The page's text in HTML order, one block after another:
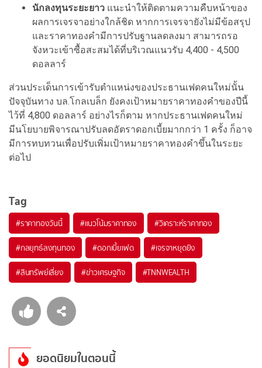
นักลงทุนระยะยาว แนะนำให้ติดตามความคืบหน้าของ
ผลการเจรจาอย่างใกล้ชิด หากการเจรจายังไม่มีข้อสรุป
และราคาทองคำมีการปรับฐานลดลงมา สามารถรอ
จังหวะเข้าซื้อสะสมได้ที่บริเวณแนวรับ 4,400 - 4,500
ดอลลาร์
ส่วนประเด็นการเข้ารับตำแหน่งของประธานเฟดคนใหม่นั้น
ปัจจุบันทาง บล.โกลเบล็ก ยังคงเป้าหมายราคาทองคำของปีนี้
ไว้ที่ 4,800 ดอลลาร์ อย่างไรก็ตาม หากประธานเฟดคนใหม่
มีนโยบายพิจารณาปรับลดอัตราดอกเบี้ยมากกว่า 1 ครั้ง ก็อาจ
มีการทบทวนเพื่อปรับเพิ่มเป้าหมายราคาทองคำขึ้นในระยะ
ต่อไป
Tag
#ราคาทองวันนี้ #แนวโน้มราคาทอง #วิเคราะห์ราคาทอง
#กลยุทธ์ลงทุนทอง #ดอกเบี้ยเฟด #เจรจาหยุดยิง
#สินทรัพย์เสี่ยง #ข่าวเศรษฐกิจ #TNNWEALTH
ยอดนิยมในตอนนี้